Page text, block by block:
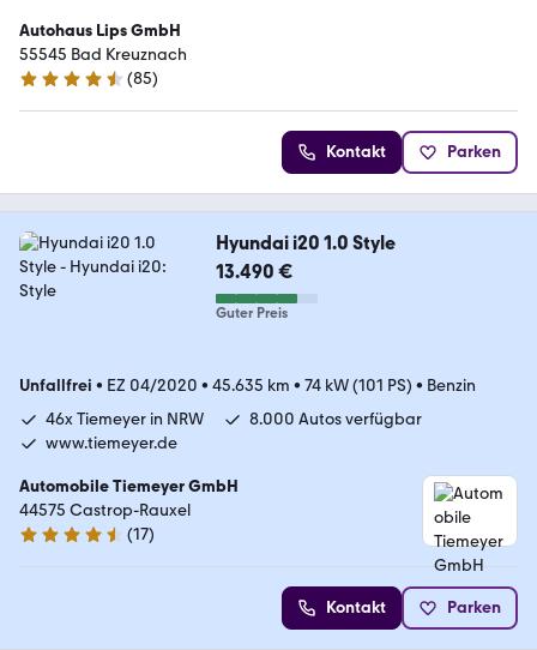
Autohaus Lips GmbH
55545 Bad Kreuznach
4.5 Sterne
(85)
Kontakt Parken
Hyundai i20 1.0 Style
13.490 €
Guter Preis
Unfallfrei • EZ 04/2020 • 45.635 km • 74 kW (101 PS) • Benzin
46x Tiemeyer in NRW
8.000 Autos verfügbar
www.tiemeyer.de
Automobile Tiemeyer GmbH
44575 Castrop-Rauxel
4.6 Sterne
(17)
Kontakt Parken